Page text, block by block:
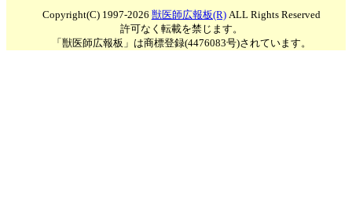
Copyright(C) 1997-2026 獣医師広報板(R)ALL Rights Reserved
許可なく転載を禁じます。
「獣医師広報板」は商標登録(4476083号)されています。